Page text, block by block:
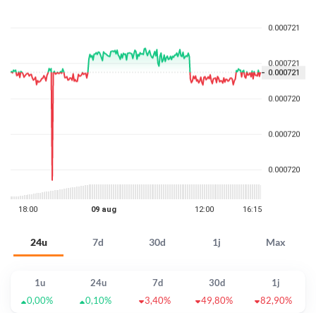
24u 7d 30d 1j Max
1u 24u 7d 30d
1j
0,00%
0,10% 3,40% 49,80% 82,90%